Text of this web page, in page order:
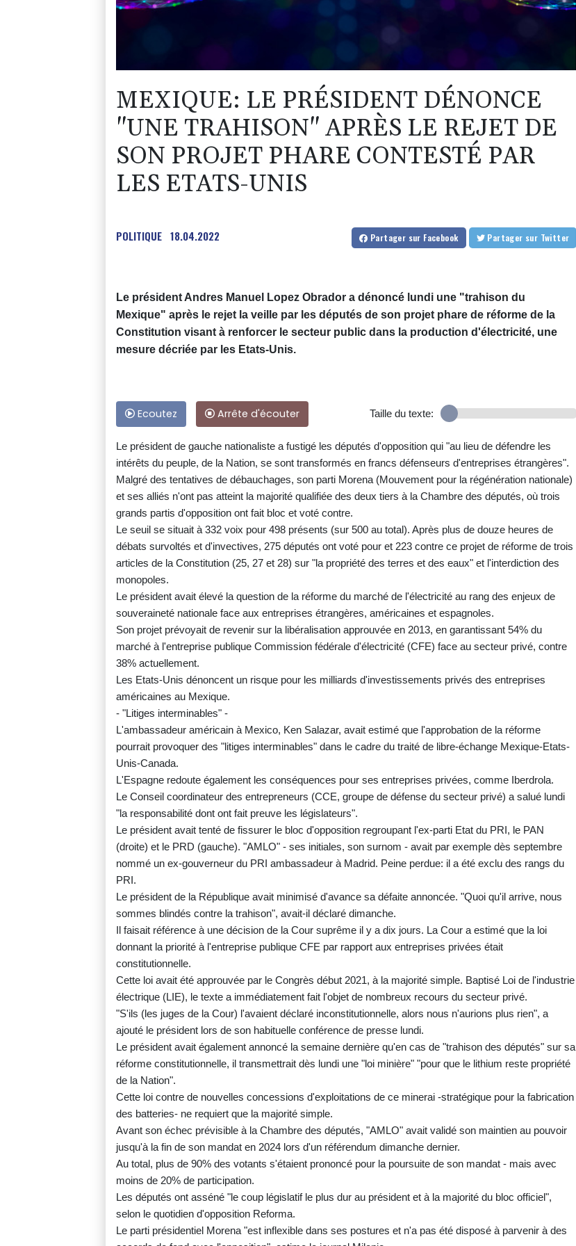
MEXIQUE: LE PRÉSIDENT DÉNONCE
"UNE TRAHISON" APRÈS LE REJET DE
SON PROJET PHARE CONTESTÉ PAR
LES ETATS-UNIS
POLITIQUE 18.04.2022 Partager sur Facebook Partager sur Twitter
Le président Andres Manuel Lopez Obrador a dénoncé lundi une "trahison du
Mexique" après le rejet la veille par les députés de son projet phare de réforme de la
Constitution visant à renforcer le secteur public dans la production d'électricité, une
mesure décriée par les Etats-Unis.
Ecoutez Arrête d'écouter Taille du texte:
Le président de gauche nationaliste a fustigé les députés d'opposition qui "au lieu de défendre les
intérêts du peuple, de la Nation, se sont transformés en francs défenseurs d'entreprises étrangères".
Malgré des tentatives de débauchages, son parti Morena (Mouvement pour la régénération nationale)
et ses alliés n'ont pas atteint la majorité qualifiée des deux tiers à la Chambre des députés, où trois
grands partis d'opposition ont fait bloc et voté contre.
Le seuil se situait à 332 voix pour 498 présents (sur 500 au total). Après plus de douze heures de
débats survoltés et d'invectives, 275 députés ont voté pour et 223 contre ce projet de réforme de trois
articles de la Constitution (25, 27 et 28) sur "la propriété des terres et des eaux" et l'interdiction des
monopoles.
Le président avait élevé la question de la réforme du marché de l'électricité au rang des enjeux de
souveraineté nationale face aux entreprises étrangères, américaines et espagnoles.
Son projet prévoyait de revenir sur la libéralisation approuvée en 2013, en garantissant 54% du
marché à l'entreprise publique Commission fédérale d'électricité (CFE) face au secteur privé, contre
38% actuellement.
Les Etats-Unis dénoncent un risque pour les milliards d'investissements privés des entreprises
américaines au Mexique.
- "Litiges interminables" -
L'ambassadeur américain à Mexico, Ken Salazar, avait estimé que l'approbation de la réforme
pourrait provoquer des "litiges interminables" dans le cadre du traité de libre-échange Mexique-Etats-
Unis-Canada.
L'Espagne redoute également les conséquences pour ses entreprises privées, comme Iberdrola.
Le Conseil coordinateur des entrepreneurs (CCE, groupe de défense du secteur privé) a salué lundi
"la responsabilité dont ont fait preuve les législateurs".
Le président avait tenté de fissurer le bloc d'opposition regroupant l'ex-parti Etat du PRI, le PAN
(droite) et le PRD (gauche). "AMLO" - ses initiales, son surnom - avait par exemple dès septembre
nommé un ex-gouverneur du PRI ambassadeur à Madrid. Peine perdue: il a été exclu des rangs du
PRI.
Le président de la République avait minimisé d'avance sa défaite annoncée. "Quoi qu'il arrive, nous
sommes blindés contre la trahison", avait-il déclaré dimanche.
Il faisait référence à une décision de la Cour suprême il y a dix jours. La Cour a estimé que la loi
donnant la priorité à l'entreprise publique CFE par rapport aux entreprises privées était
constitutionnelle.
Cette loi avait été approuvée par le Congrès début 2021, à la majorité simple. Baptisé Loi de l'industrie
électrique (LIE), le texte a immédiatement fait l'objet de nombreux recours du secteur privé.
"S'ils (les juges de la Cour) l'avaient déclaré inconstitutionnelle, alors nous n'aurions plus rien", a
ajouté le président lors de son habituelle conférence de presse lundi.
Le président avait également annoncé la semaine dernière qu'en cas de "trahison des députés" sur sa
réforme constitutionnelle, il transmettrait dès lundi une "loi minière" "pour que le lithium reste propriété
de la Nation".
Cette loi contre de nouvelles concessions d'exploitations de ce minerai -stratégique pour la fabrication
des batteries- ne requiert que la majorité simple.
Avant son échec prévisible à la Chambre des députés, "AMLO" avait validé son maintien au pouvoir
jusqu'à la fin de son mandat en 2024 lors d'un référendum dimanche dernier.
Au total, plus de 90% des votants s'étaient prononcé pour la poursuite de son mandat - mais avec
moins de 20% de participation.
Les députés ont asséné "le coup législatif le plus dur au président et à la majorité du bloc officiel",
selon le quotidien d'opposition Reforma.
Le parti présidentiel Morena "est inflexible dans ses postures et n'a pas été disposé à parvenir à des